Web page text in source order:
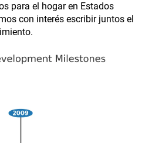
para el hogar en Estados
con interés escribir juntos el